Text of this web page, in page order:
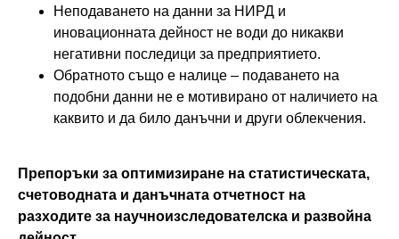
Неподаването на данни за НИРД и
иновационната дейност не води до никакви
негативни последици за предприятието.
Обратното също е налице – подаването на
подобни данни не е мотивирано от наличието на
каквито и да било данъчни и други облекчения.
Препоръки за оптимизиране на статистическата,
счетоводната и данъчната отчетност на
разходите за научноизследователска и развойна